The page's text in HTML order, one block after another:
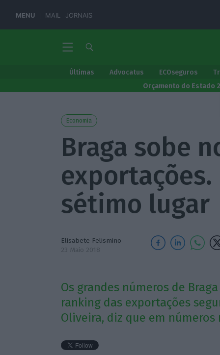
MENU MAIL JORNAIS
Últimas Advocatus ECOseguros
Orçamento do Estado
Economia
Braga sobe
exportações.
sétimo lugar
Elisabete Felismino
23 Maio 2018
Os grandes números de
ranking das exportações
Oliveira, diz que em números